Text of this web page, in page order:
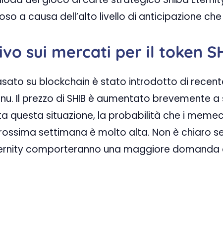
a causa dell’alto livello di anticipazione
sui mercati per il token
su blockchain è stato introdotto di
Il prezzo di SHIB è aumentato brevemente
questa situazione, la probabilità che i
settimana è molto alta. Non è chiaro
comporteranno una maggiore domanda